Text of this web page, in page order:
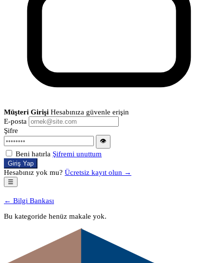
Müşteri Girişi Hesabınıza güvenle erişin
E-posta
Şifre
👁
Beni hatırla Şifremi unuttum
Giriş Yap
Hesabınız yok mu? Ücretsiz kayıt olun →
☰
← Bilgi Bankası
Bu kategoride henüz makale yok.